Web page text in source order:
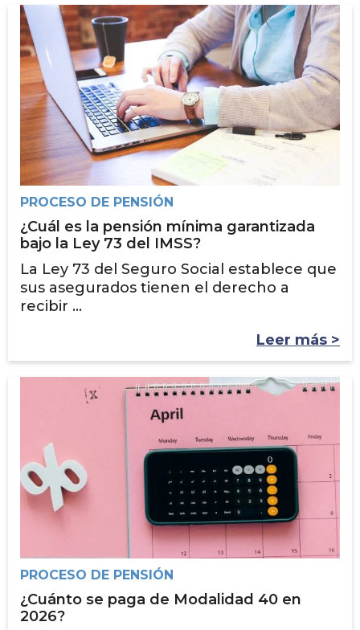
PROCESO DE PENSIÓN
¿Cuál es la pensión mínima garantizada
bajo la Ley 73 del IMSS?
La Ley 73 del Seguro Social establece que
sus asegurados tienen el derecho a
recibir ...
Leer más >
PROCESO DE PENSIÓN
¿Cuánto se paga de Modalidad 40 en
2026?